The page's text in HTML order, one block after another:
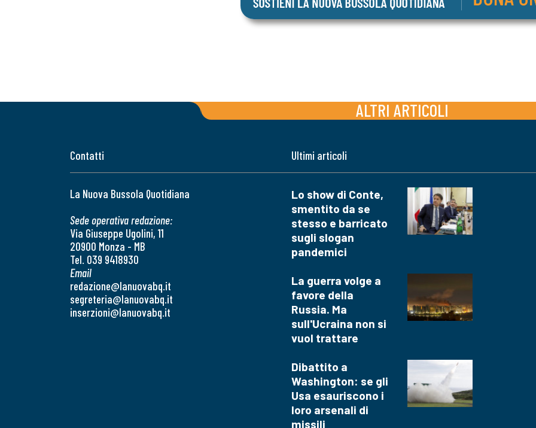
ALTRI ARTICOLI
Contatti
La Nuova Bussola Quotidiana
Sede operativa redazione:
Via Giuseppe Ugolini, 11
20900 Monza - MB
Tel. 039 9418930
Email
redazione@lanuovabq.it
segreteria@lanuovabq.it
inserzioni@lanuovabq.it
Ultimi articoli
Lo show di Conte,
smentito da se
stesso e barricato
sugli slogan
pandemici
La guerra volge a
favore della
Russia. Ma
sull'Ucraina non si
vuol trattare
Dibattito a
Washington: se gli
Usa esauriscono i
loro arsenali di
missili